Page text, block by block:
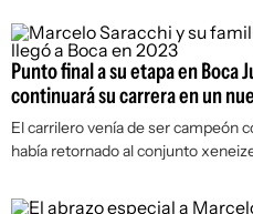
Punto final a su etapa en Boca
continuará su carrera en un
El carrilero venía de ser campeón
había retornado al conjunto